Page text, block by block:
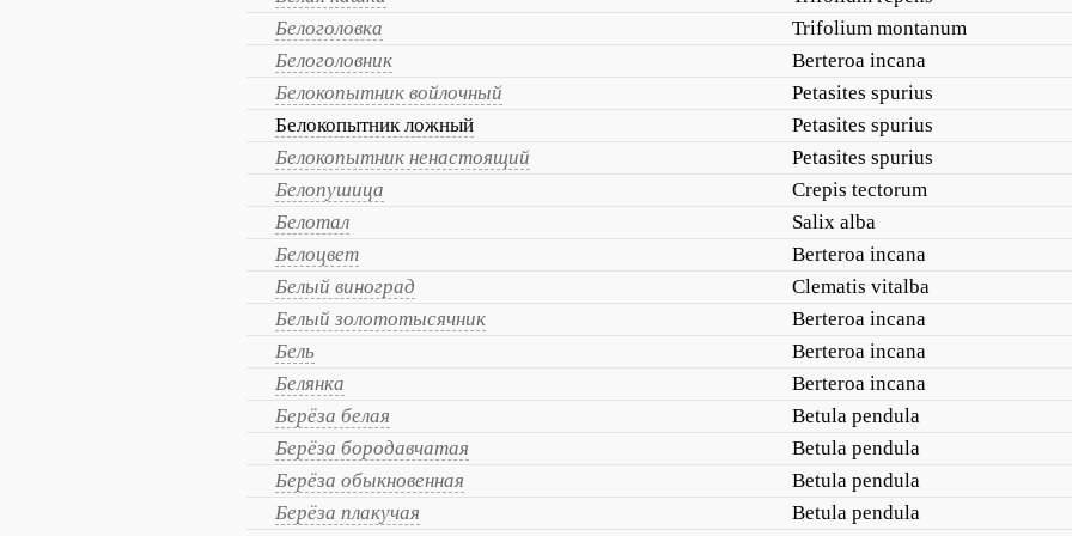
Белоголовка
Trifolium montanum
Белоголовник
Berteroa incana
Белокопытник войлочный
Petasites spurius
Белокопытник ложный
Petasites spurius
Белокопытник ненастоящий
Petasites spurius
Белопушица
Crepis tectorum
Белотал
Salix alba
Белоцвет
Berteroa incana
Белый виноград
Clematis vitalba
Белый золототысячник
Berteroa incana
Бель
Berteroa incana
Белянка
Berteroa incana
Берёза белая
Betula pendula
Берёза бородавчатая
Betula pendula
Берёза обыкновенная
Betula pendula
Берёза плакучая
Betula pendula